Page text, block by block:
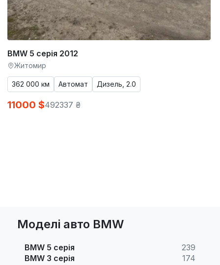
BMW 5 серія 2012
Житомир
362 000 км Автомат Дизель, 2.0
11000 $492337 ₴
Моделі авто BMW
BMW 5 серія
239
BMW 3 серія
174